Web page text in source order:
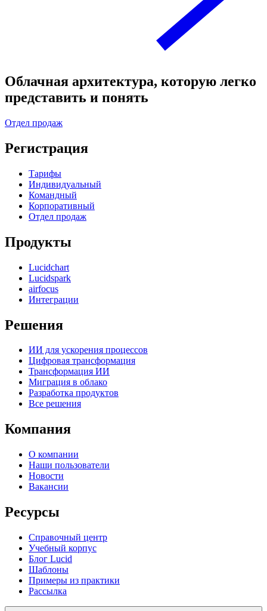
Облачная архитектура, которую легко
представить и понять
Отдел продаж
Регистрация
Тарифы
Индивидуальный
Командный
Корпоративный
Отдел продаж
Продукты
Lucidchart
Lucidspark
airfocus
Интеграции
Решения
ИИ для ускорения процессов
Цифровая трансформация
Трансформация ИИ
Миграция в облако
Разработка продуктов
Все решения
Компания
О компании
Наши пользователи
Новости
Вакансии
Ресурсы
Справочный центр
Учебный корпус
Блог Lucid
Шаблоны
Примеры из практики
Рассылка